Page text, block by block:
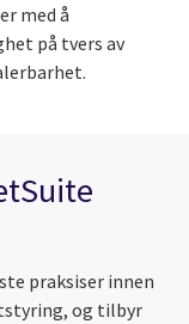
med å
på tvers av
praksiser innen
og tilbyr